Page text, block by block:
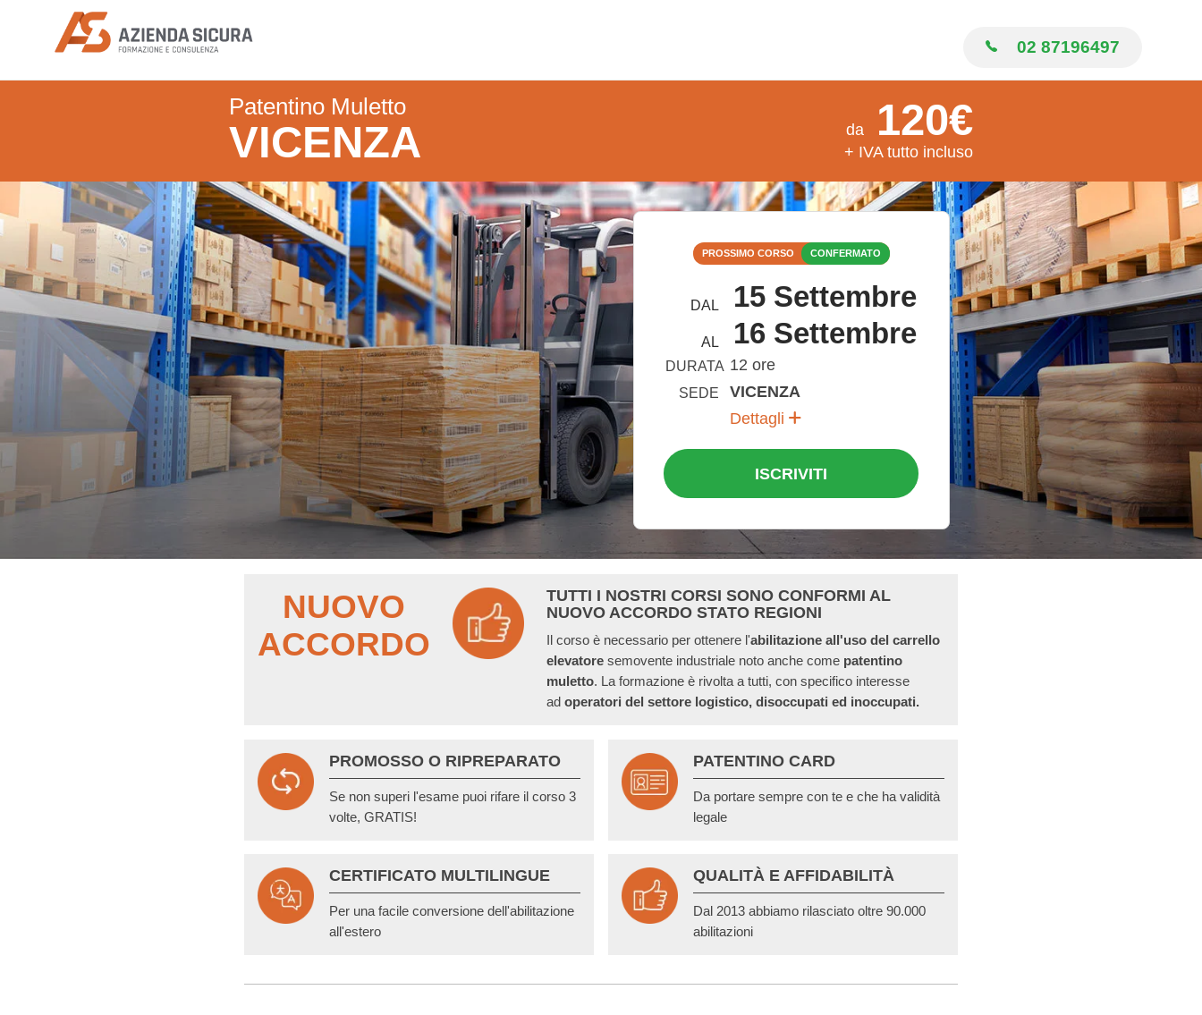
02 87196497
Azienda Sicura
Patentino Muletto
VICENZA da 120€
+ IVA tutto incluso
PROSSIMO CORSO CONFERMATO
DAL 15 Settembre
AL 16 Settembre
DURATA 12 ore
SEDE
VICENZA
Dettagli
ISCRIVITI
NUOVO
ACCORDO
TUTTI I NOSTRI CORSI SONO CONFORMI AL
NUOVO ACCORDO STATO REGIONI
Il corso è necessario per ottenere l'abilitazione all'uso del carrello
elevatoresemovente industriale noto anche come patentino
muletto. La formazione è rivolta a tutti, con specifico interesse
ad operatori del settore logistico, disoccupati ed inoccupati.
PROMOSSO O RIPREPARATO
Se non superi l'esame puoi rifare il corso 3
volte, GRATIS!
PATENTINO CARD
Da portare sempre con te e che ha validità
legale
CERTIFICATO MULTILINGUE
Per una facile conversione dell'abilitazione
all'estero
QUALITÀ E AFFIDABILITÀ
Dal 2013 abbiamo rilasciato oltre 90.000
abilitazioni